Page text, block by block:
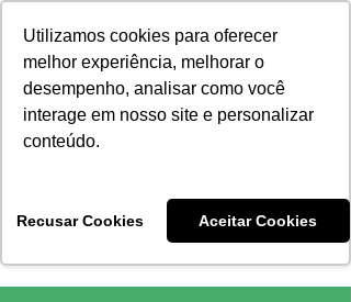
Utilizamos cookies para oferecer
melhor experiência, melhorar o
desempenho, analisar como você
interage em nosso site e personalizar
conteúdo.
Recusar Cookies Aceitar Cookies
Vivências e Cursos Iniciáticos